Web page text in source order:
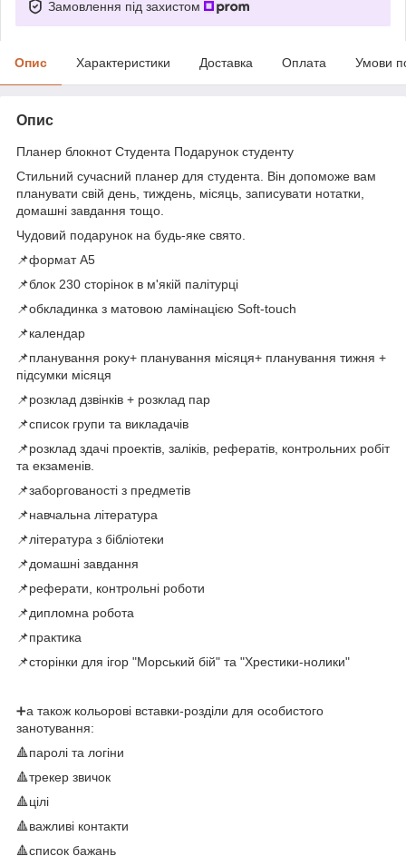
Замовлення під захистом
Опис Характеристики Доставка Оплата Умови
Опис
Планер блокнот Студента Подарунок студенту
Стильний сучасний планер для студента. Він допоможе вам
планувати свій день, тиждень, місяць, записувати нотатки,
домашні завдання тощо.
Чудовий подарунок на будь-яке свято.
📌формат А5
📌блок 230 сторінок в м'якій палітурці
📌обкладинка з матовою ламінацією Soft-touch
📌календар
📌планування року+ планування місяця+ планування тижня +
підсумки місяця
📌розклад дзвінків + розклад пар
📌список групи та викладачів
📌розклад здачі проектів, заліків, рефератів, контрольних робіт
та екзаменів.
📌заборгованості з предметів
📌навчальна література
📌література з бібліотеки
📌домашні завдання
📌реферати, контрольні роботи
📌дипломна робота
📌практика
📌сторінки для ігор "Морський бій" та "Хрестики-нолики"
➕а також кольорові вставки-розділи для особистого
занотування:
🔺паролі та логіни
🔺трекер звичок
🔺цілі
🔺важливі контакти
🔺список бажань